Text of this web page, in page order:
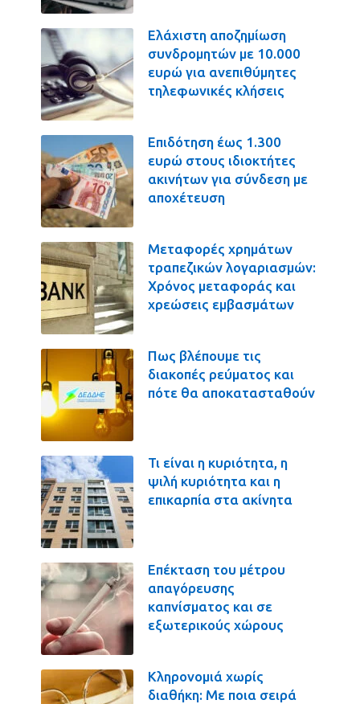
Ελάχιστη αποζημίωση
συνδρομητών με 10.000
ευρώ για ανεπιθύμητες
τηλεφωνικές κλήσεις
Επιδότηση έως 1.300
ευρώ στους ιδιοκτήτες
ακινήτων για σύνδεση με
αποχέτευση
Μεταφορές χρημάτων
τραπεζικών λογαριασμών:
Χρόνος μεταφοράς και
χρεώσεις εμβασμάτων
Πως βλέπουμε τις
διακοπές ρεύματος και
πότε θα αποκατασταθούν
Τι είναι η κυριότητα, η
ψιλή κυριότητα και η
επικαρπία στα ακίνητα
Επέκταση του μέτρου
απαγόρευσης
καπνίσματος και σε
εξωτερικούς χώρους
Κληρονομιά χωρίς
διαθήκη: Με ποια σειρά